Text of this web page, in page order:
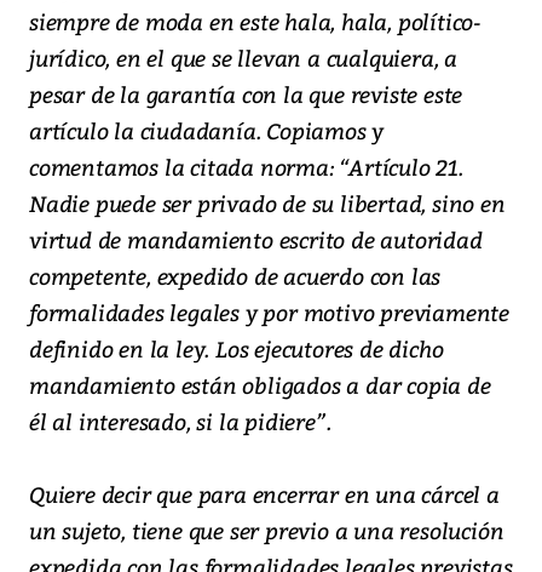
siempre de moda en este hala, hala, político-
jurídico, en el que se llevan a cualquiera, a
pesar de la garantía con la que reviste este
artículo la ciudadanía. Copiamos y
comentamos la citada norma: “Artículo 21.
Nadie puede ser privado de su libertad, sino en
virtud de mandamiento escrito de autoridad
competente, expedido de acuerdo con las
formalidades legales y por motivo previamente
definido en la ley. Los ejecutores de dicho
mandamiento están obligados a dar copia de
él al interesado, si la pidiere”.
Quiere decir que para encerrar en una cárcel a
un sujeto, tiene que ser previo a una resolución